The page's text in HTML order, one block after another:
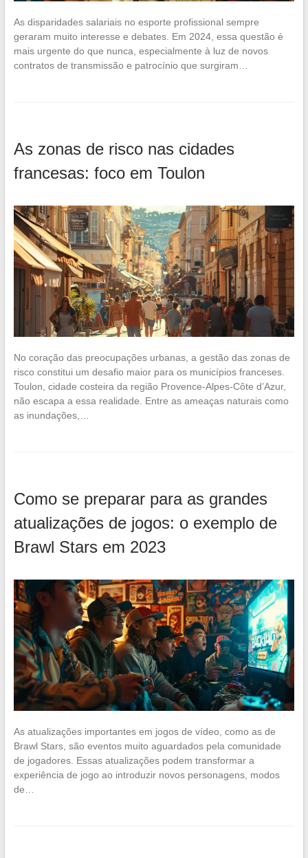
As disparidades salariais no esporte profissional sempre
geraram muito interesse e debates. Em 2024, essa questão é
mais urgente do que nunca, especialmente à luz de novos
contratos de transmissão e patrocínio que surgiram…
As zonas de risco nas cidades
francesas: foco em Toulon
No coração das preocupações urbanas, a gestão das zonas de
risco constitui um desafio maior para os municípios franceses.
Toulon, cidade costeira da região Provence-Alpes-Côte d’Azur,
não escapa a essa realidade. Entre as ameaças naturais como
as inundações,…
Como se preparar para as grandes
atualizações de jogos: o exemplo de
Brawl Stars em 2023
As atualizações importantes em jogos de vídeo, como as de
Brawl Stars, são eventos muito aguardados pela comunidade
de jogadores. Essas atualizações podem transformar a
experiência de jogo ao introduzir novos personagens, modos
de…